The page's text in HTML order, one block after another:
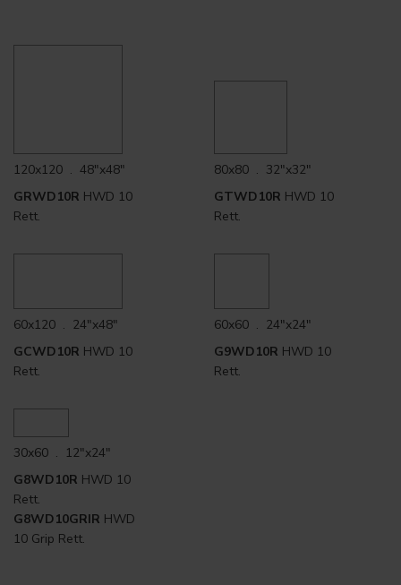
120x120 . 48"x48"
GRWD10R HWD 10
Rett.
80x80 . 32"x32"
GTWD10R HWD 10
Rett.
60x120 . 24"x48"
GCWD10R HWD 10
Rett.
60x60 . 24"x24"
G9WD10R HWD 10
Rett.
30x60 . 12"x24"
G8WD10R HWD 10
Rett.
G8WD10GRIR HWD
10 Grip Rett.